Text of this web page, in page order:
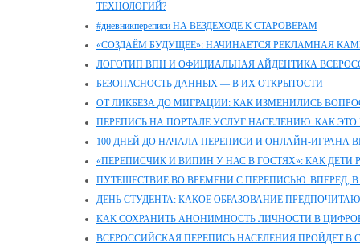
ТЕХНОЛОГИЙ?
#дневникпереписи НА ВЕЗДЕХОДЕ К СТАРОВЕРАМ
«СОЗДАЁМ БУДУЩЕЕ»: НАЧИНАЕТСЯ РЕКЛАМНАЯ
ЛОГОТИП ВПН И ОФИЦИАЛЬНАЯ АЙДЕНТИКА
БЕЗОПАСНОСТЬ ДАННЫХ — В ИХ ОТКРЫТОСТИ
ОТ ЛИКБЕЗА ДО МИГРАЦИИ: КАК ИЗМЕНИЛИСЬ
ПЕРЕПИСЬ НА ПОРТАЛЕ УСЛУГ НАСЕЛЕНИЮ: КАК ЭТО
100 ДНЕЙ ДО НАЧАЛА ПЕРЕПИСИ И ОНЛАЙН-ИГРАНА
«ПЕРЕПИСЧИК И ВИПИН У НАС В ГОСТЯХ»: КАК ДЕТИ
ПУТЕШЕСТВИЕ ВО ВРЕМЕНИ С ПЕРЕПИСЬЮ. ВПЕРЕД,
ДЕНЬ СТУДЕНТА: КАКОЕ ОБРАЗОВАНИЕ
КАК СОХРАНИТЬ АНОНИМНОСТЬ ЛИЧНОСТИ В
ВСЕРОССИЙСКАЯ ПЕРЕПИСЬ НАСЕЛЕНИЯ ПРОЙДЕТ В